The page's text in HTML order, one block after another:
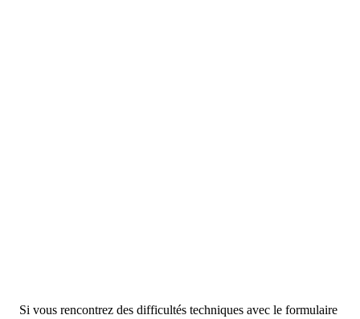
Si vous rencontrez des difficultés techniques avec le formulaire